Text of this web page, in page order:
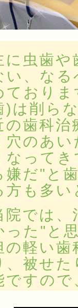
に虫歯
い、な
ており
)は削ら
の歯科治
穴のあ
なって
嫌だ"と
方も多
院では
った"と
の軽い歯
、被せ
ですので